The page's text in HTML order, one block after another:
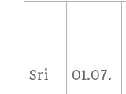
Sri 01.07.